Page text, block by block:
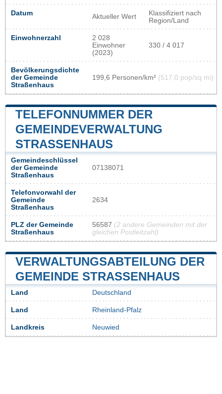
Datum Aktueller Wert
Klassifiziert nach
Region/Land
Einwohnerzahl
2 028
Einwohner
(2023)
330 / 4 017
Bevölkerungsdichte
der Gemeinde
Straßenhaus
199,6 Personen/km² (517,0 pop/sq mi)
TELEFONNUMMER DER
GEMEINDEVERWALTUNG
STRASSENHAUS
Gemeindeschlüssel
der Gemeinde
Straßenhaus
07138071
Telefonvorwahl der
Gemeinde
Straßenhaus
2634
PLZ der Gemeinde
Straßenhaus
56587 (2 andere Gemeinden mit der
gleichen Postleitzahl)
VERWALTUNGSABTEILUNG DER
GEMEINDE STRASSENHAUS
Land Deutschland
Land Rheinland-Pfalz
Landkreis Neuwied